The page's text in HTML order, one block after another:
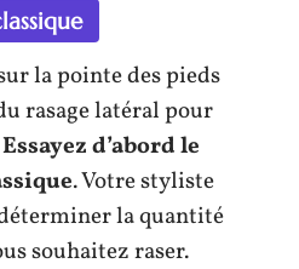
la pointe des pieds
rasage latéral pour
Essayez d’abord le
. Votre styliste
la quantité
souhaitez raser.